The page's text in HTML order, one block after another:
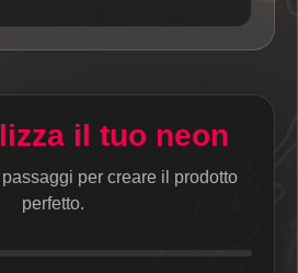
il tuo neon
per creare il prodotto
perfetto.